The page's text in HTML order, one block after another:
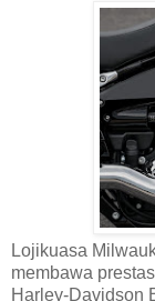
Lojikuasa
membawa
Harley-Davidson